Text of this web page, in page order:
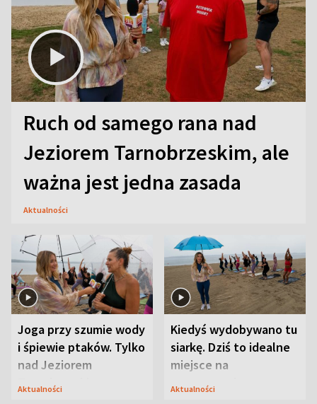
Ruch od samego rana nad
Jeziorem Tarnobrzeskim, ale
ważna jest jedna zasada
Aktualności
Joga przy szumie wody
i śpiewie ptaków. Tylko
nad Jeziorem
Tarnobrzeskim
Aktualności
Kiedyś wydobywano tu
siarkę. Dziś to idealne
miejsce na
wypoczynek
Aktualności